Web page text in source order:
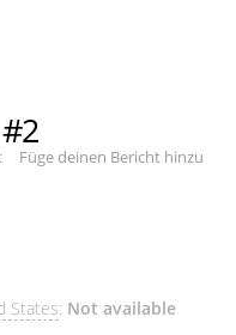
Füge deinen Bericht hinzu
States: Not available